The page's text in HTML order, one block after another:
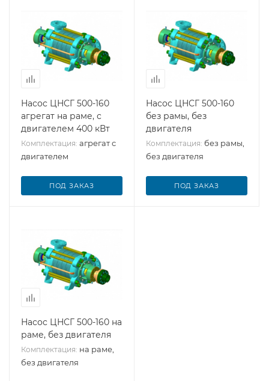
Насос ЦНСГ 500-160
агрегат на раме, с
двигателем 400 кВт
Комплектация: агрегат с
двигателем
ПОД ЗАКАЗ
Насос ЦНСГ 500-160
без рамы, без
двигателя
Комплектация: без рамы,
без двигателя
ПОД ЗАКАЗ
Насос ЦНСГ 500-160 на
раме, без двигателя
Комплектация: на раме,
без двигателя